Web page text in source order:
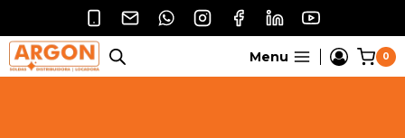
o
Conteúdo
Menu 0